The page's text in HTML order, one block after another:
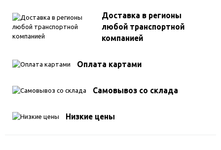
Доставка в регионы
любой транспортной
компанией
Оплата картами
Самовывоз со склада
Низкие цены